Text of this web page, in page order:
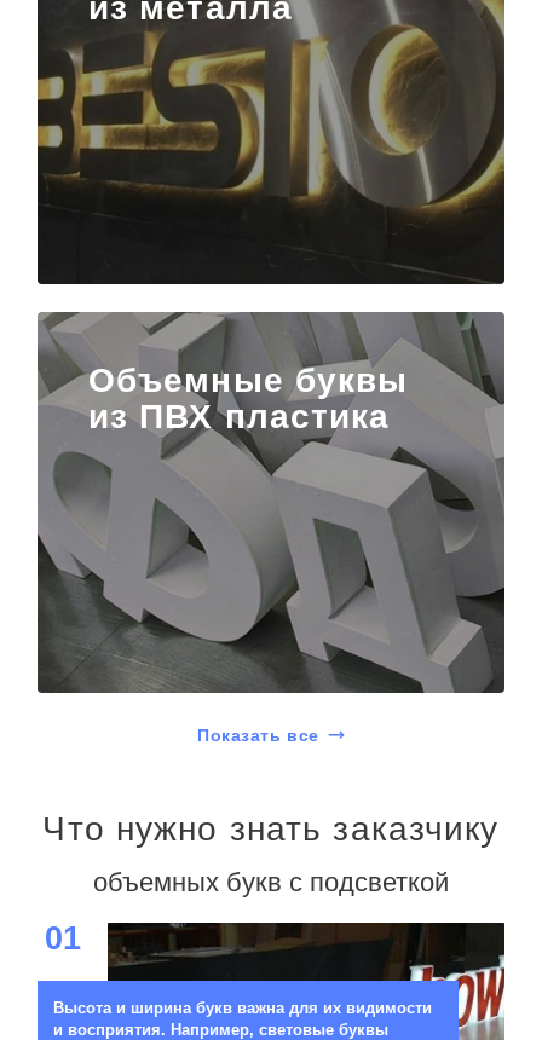
из металла
Объемные буквы
из ПВХ пластика
Показать все
Что нужно знать заказчику
объемных букв с подсветкой
01
Высота и ширина букв важна для их видимости
и восприятия. Например, световые буквы